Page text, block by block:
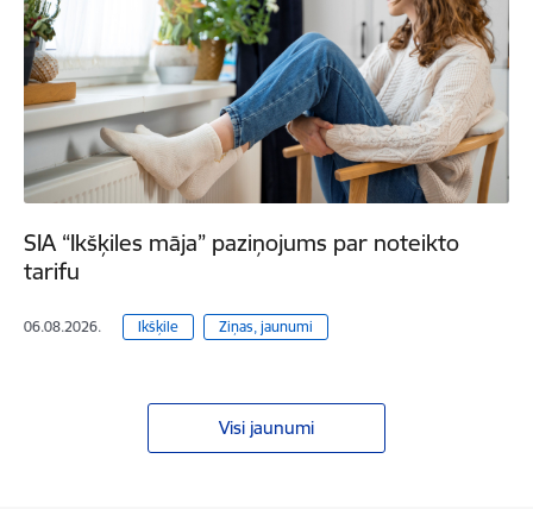
SIA “Ikšķiles māja” paziņojums par noteikto
tarifu
06.08.2026. Ikšķile Ziņas, jaunumi
Visi jaunumi